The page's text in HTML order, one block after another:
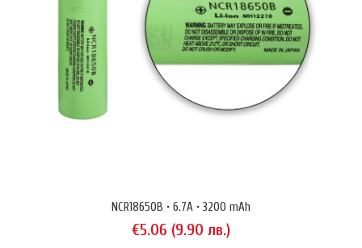
BQ-CC65 Pro
€55.22 (108.01 лв.)
NCR18650B • 6.7A • 3200 mAh
€5.06 (9.90 лв.)